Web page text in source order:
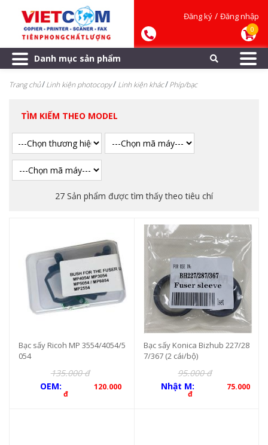
Đăng ký / Đăng nhập
0
Danh mục sản phẩm
Trang chủ Linh kiện photocopy Linh kiện khác Phíp/bạc
TÌM KIẾM THEO MODEL
27 Sản phẩm được tìm thấy theo tiêu chí
Bạc sấy Ricoh MP 3554/4054/5
054
135.000 đ
OEM:
120.000
đ
Bạc sấy Konica Bizhub 227/28
7/367 (2 cái/bộ)
95.000 đ
Nhật M:
75.000
đ